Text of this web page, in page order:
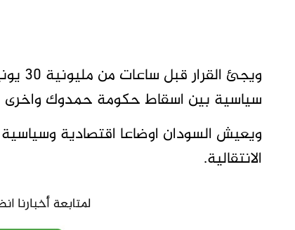
سياسية بين اسقاط حكومة حمدوك واخرى
ويعيش السودان اوضاعا اقتصادية
الانتقالية.